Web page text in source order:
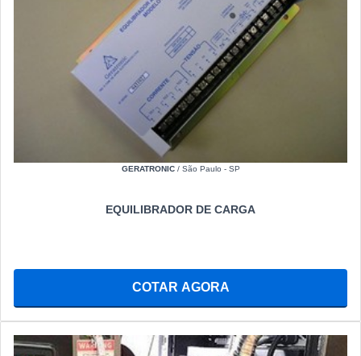
GERATRONIC/ São Paulo - SP
EQUILIBRADOR DE CARGA
COTAR AGORA